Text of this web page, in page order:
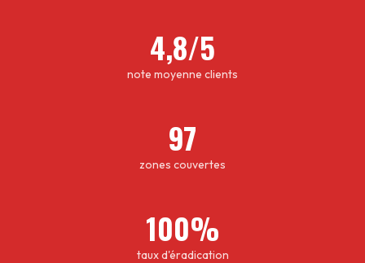
4,8/5
note moyenne clients
97
zones couvertes
100%
taux d'éradication